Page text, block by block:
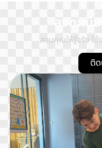
สอนคุณให้รู้จริง ใช้
ติด